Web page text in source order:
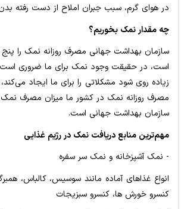
در هوای گرم، سبب جبران املاح از دست رفته
چه مقدار نمک بخوریم؟
سازمان بهداشت جهانی مصرف روزانه نمک را پنج
است، در حقیقت وجود نمک برای ما ضروری
زیاده روی شود مشکلاتی را برای ما ایجاد
مصرف روزانه نمک در کشور ما میزان مصرف نمک
سازمان بهداشت جهانی است.
مهم‌ترین منابع دریافت نمک در رژیم غذایی
- نمک آشپزخانه و نمک سر سفره
انواع غذاهای آماده مانند سوسیس، کالباس،
کنسرو خورش ها، کنسرو سبزیجات